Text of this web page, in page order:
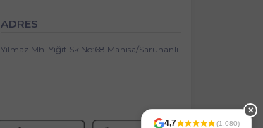
ADRES
Yılmaz Mh. Yiğit Sk No:68 Manisa/Saruhanlı
4,7 (1.080)
✕